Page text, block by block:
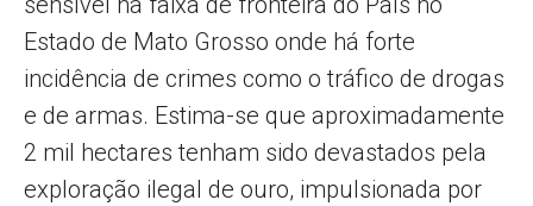
Estado de Mato Grosso onde há forte
incidência de crimes como o tráfico de drogas
e de armas. Estima-se que aproximadamente
2 mil hectares tenham sido devastados pela
exploração ilegal de ouro, impulsionada por